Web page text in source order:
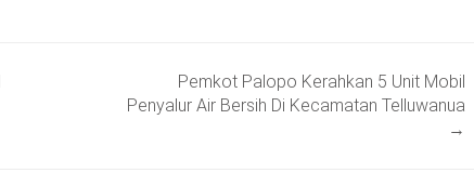
Pemkot Palopo Kerahkan 5 Unit Mobil
Penyalur Air Bersih Di Kecamatan Telluwanua
→